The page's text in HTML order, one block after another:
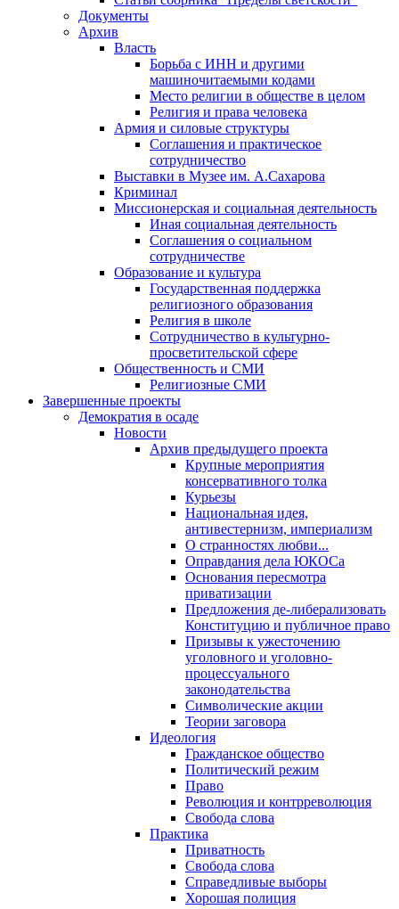
Документы
Архив
Власть
Борьба с ИНН и другими
машиночитаемыми кодами
Место религии в обществе в целом
Религия и права человека
Армия и силовые структуры
Соглашения и практическое
сотрудничество
Выставки в Музее им. А.Сахарова
Криминал
Миссионерская и социальная деятельность
Иная социальная деятельность
Соглашения о социальном
сотрудничестве
Образование и культура
Государственная поддержка
религиозного образования
Религия в школе
Сотрудничество в культурно-
просветительской сфере
Общественность и СМИ
Религиозные СМИ
Завершенные проекты
Демократия в осаде
Новости
Архив предыдущего проекта
Крупные мероприятия
консервативного толка
Курьезы
Национальная идея,
антивестернизм, империализм
О странностях любви...
Оправдания дела ЮКОСа
Основания пересмотра
приватизации
Предложения де-либерализовать
Конституцию и публичное право
Призывы к ужесточению
уголовного и уголовно-
процессуального
законодательства
Символические акции
Теории заговора
Идеология
Гражданское общество
Политический режим
Право
Революция и контрреволюция
Свобода слова
Практика
Приватность
Свобода слова
Справедливые выборы
Хорошая полиция